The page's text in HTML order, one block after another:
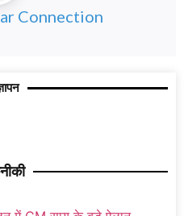
Connection